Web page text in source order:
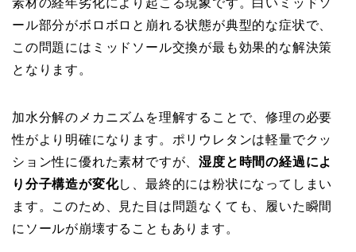
素材の経年劣化により起こる現象です。白いミッドソ
ール部分がボロボロと崩れる状態が典型的な症状で、
この問題にはミッドソール交換が最も効果的な解決策
となります。
加水分解のメカニズムを理解することで、修理の必要
性がより明確になります。ポリウレタンは軽量でクッ
ション性に優れた素材ですが、湿度と時間の経過によ
り分子構造が変化し、最終的には粉状になってしまい
ます。このため、見た目は問題なくても、履いた瞬間
にソールが崩壊することもあります。